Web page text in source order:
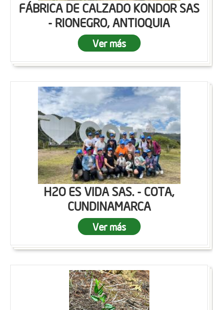
FÁBRICA DE CALZADO KONDOR SAS
- RIONEGRO, ANTIOQUIA
Ver más
H2O ES VIDA SAS. - COTA,
CUNDINAMARCA
Ver más